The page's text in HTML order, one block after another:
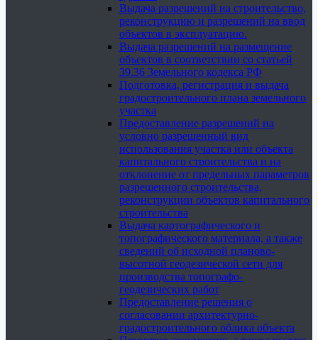
Выдача разрешений на строительство,
реконструкцию и разрешений на ввод
объектов в эксплуатацию.
Выдача разрешений на размещение
объектов в соответствии со статьей
39.36 Земельного кодекса РФ
Подготовка, регистрация и выдача
градостроительного плана земельного
участка
Предоставление разрешений на
условно разрешенный вид
использования участка или объекта
капитального строительства и на
отклонение от предельных параметров
разрешенного строительства,
реконструкции объектов капитального
строительства
Выдача картографического и
топографического материала, а также
сведений об исходной планово-
высотной геодезической сети для
производства топографо-
геодезических работ
Предоставление решения о
согласовании архитектурно-
градостроительного облика объекта